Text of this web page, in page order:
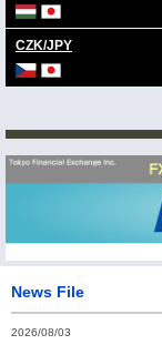
CZK/JPY
News File
2026/08/03